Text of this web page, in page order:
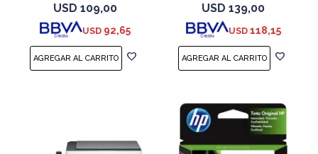
USD 109,00
USD 92,65
USD 139,00
USD 118,15